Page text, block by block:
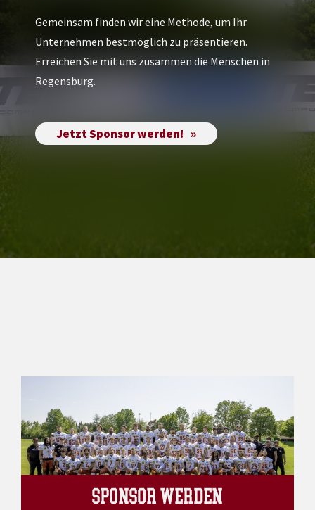
Gemeinsam finden wir eine Methode, um Ihr
Unternehmen bestmöglich zu präsentieren.
Erreichen Sie mit uns zusammen die Menschen in
Regensburg.
Jetzt Sponsor werden!
SPONSOR WERDEN